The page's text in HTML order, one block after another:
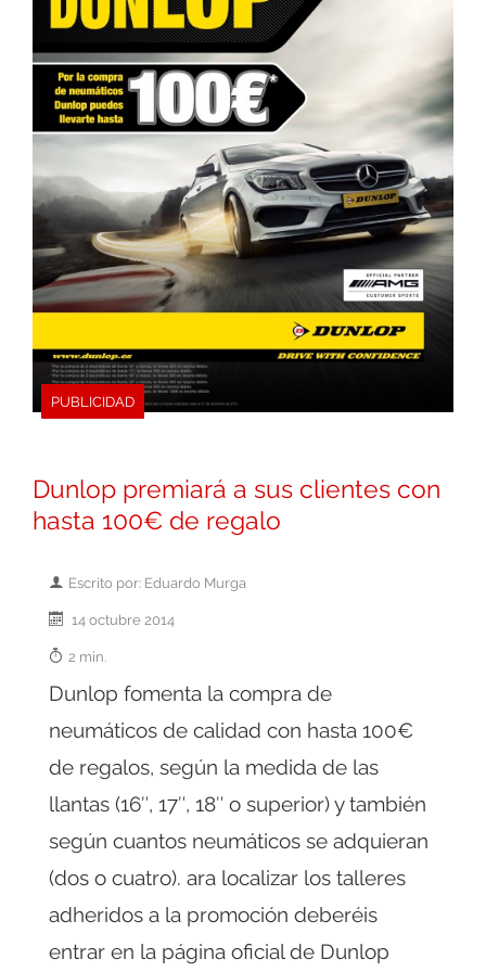
PUBLICIDAD
Dunlop premiará a sus clientes con
hasta 100€ de regalo
Escrito por: Eduardo Murga
14 octubre 2014
2 min.
Dunlop fomenta la compra de
neumáticos de calidad con hasta 100€
de regalos, según la medida de las
llantas (16″, 17″, 18″ o superior) y también
según cuantos neumáticos se adquieran
(dos o cuatro). ara localizar los talleres
adheridos a la promoción deberéis
entrar en la página oficial de Dunlop